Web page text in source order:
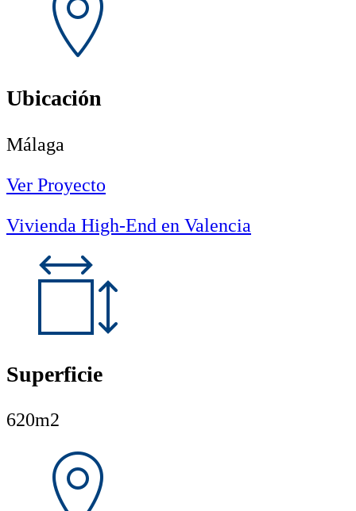
Ubicación
Málaga
Ver Proyecto
Vivienda High-End en Valencia
Superficie
620m2